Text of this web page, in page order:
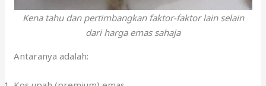
Kos upah (premium) emas,
Kos penghantaran emas berinsurans,
Cara nak dapatkan emas fizikal,